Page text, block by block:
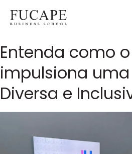
Entenda como o
impulsiona
Diversa e